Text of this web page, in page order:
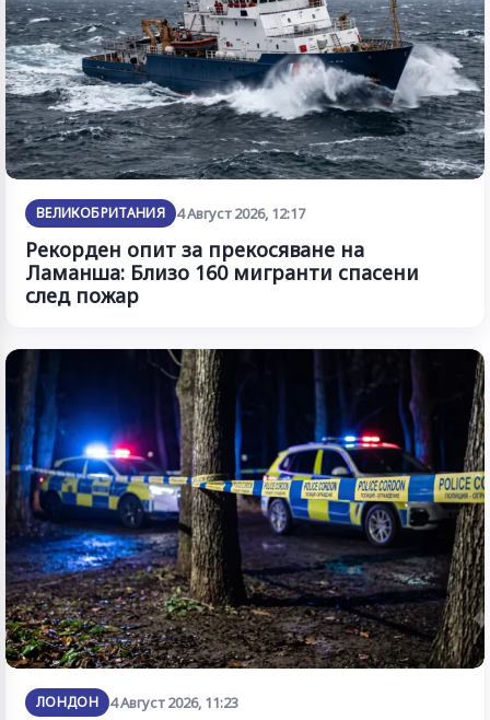
ВЕЛИКОБРИТАНИЯ 4 Август 2026, 12:17
Рекорден опит за прекосяване на
Ламанша: Близо 160 мигранти спасени
след пожар
ЛОНДОН 4 Август 2026, 11:23